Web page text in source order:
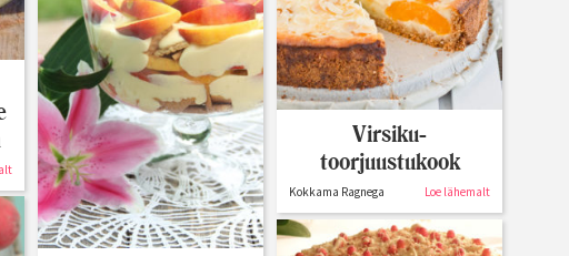
Virsiku-
toorjuustukook
Kokkama Ragnega Loe lähemalt